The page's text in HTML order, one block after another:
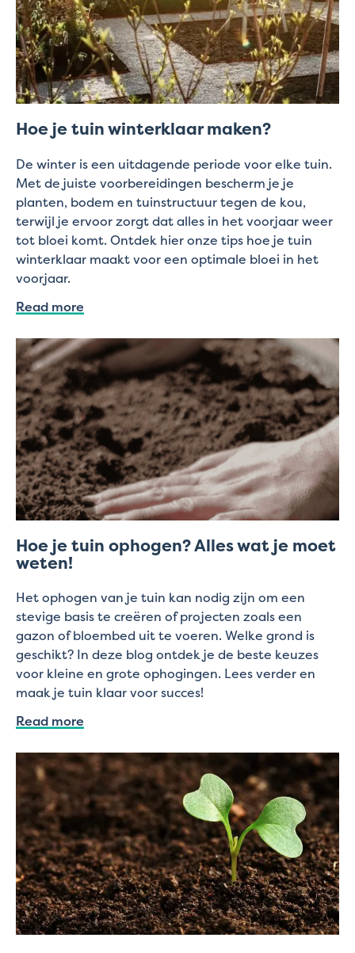
Hoe je tuin winterklaar maken?
De winter is een uitdagende periode voor elke tuin.
Met de juiste voorbereidingen bescherm je je
planten, bodem en tuinstructuur tegen de kou,
terwijl je ervoor zorgt dat alles in het voorjaar weer
tot bloei komt. Ontdek hier onze tips hoe je tuin
winterklaar maakt voor een optimale bloei in het
voorjaar.
Read more
Hoe je tuin ophogen? Alles wat je moet
weten!
Het ophogen van je tuin kan nodig zijn om een
stevige basis te creëren of projecten zoals een
gazon of bloembed uit te voeren. Welke grond is
geschikt? In deze blog ontdek je de beste keuzes
voor kleine en grote ophogingen. Lees verder en
maak je tuin klaar voor succes!
Read more